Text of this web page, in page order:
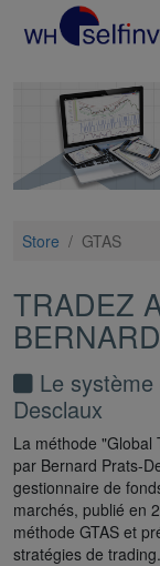
Store / GTAS
TRADEZ
Le
Desclaux
La méthode "Global
par Bernard Prats-
gestionnaire de
marchés, publié en
méthode GTAS et
stratégies de trading.